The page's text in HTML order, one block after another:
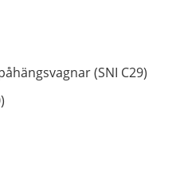
(SNI C29)